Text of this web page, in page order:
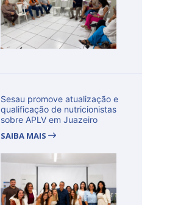
Sesau promove atualização e
qualificação de nutricionistas
sobre APLV em Juazeiro
SAIBA MAIS